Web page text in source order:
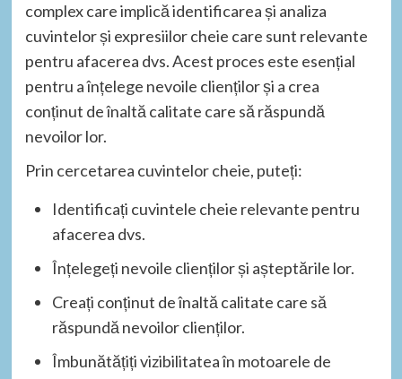
complex care implică identificarea și analiza
cuvintelor și expresiilor cheie care sunt relevante
pentru afacerea dvs. Acest proces este esențial
pentru a înțelege nevoile clienților și a crea
conținut de înaltă calitate care să răspundă
nevoilor lor.
Prin cercetarea cuvintelor cheie, puteți:
Identificați cuvintele cheie relevante pentru
afacerea dvs.
Înțelegeți nevoile clienților și așteptările lor.
Creați conținut de înaltă calitate care să
răspundă nevoilor clienților.
Îmbunătățiți vizibilitatea în motoarele de